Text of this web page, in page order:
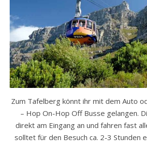
Zum Tafelberg könnt ihr mit dem Auto
– Hop On-Hop Off Busse gelangen.
direkt am Eingang an und fahren fast
solltet für den Besuch ca. 2-3 Stunden